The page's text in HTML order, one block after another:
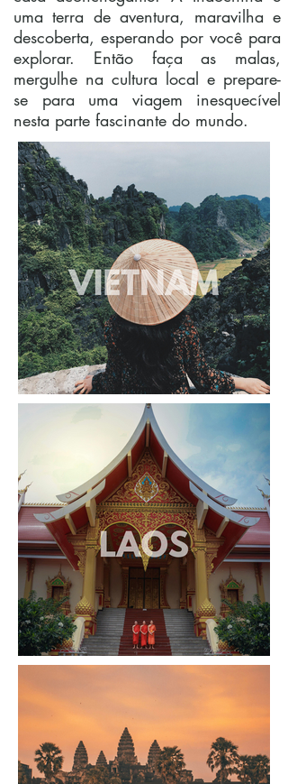
uma terra de aventura, maravilha e
descoberta, esperando por você para
explorar. Então faça as malas,
mergulhe na cultura local e prepare-
se para uma viagem inesquecível
nesta parte fascinante do mundo.